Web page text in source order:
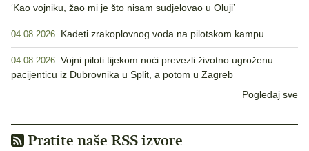
‘Kao vojniku, žao mi je što nisam sudjelovao u Oluji’
04.08.2026. Kadeti zrakoplovnog voda na pilotskom kampu
04.08.2026. Vojni piloti tijekom noći prevezli životno ugroženu
pacijenticu iz Dubrovnika u Split, a potom u Zagreb
Pogledaj sve
Pratite naše RSS izvore